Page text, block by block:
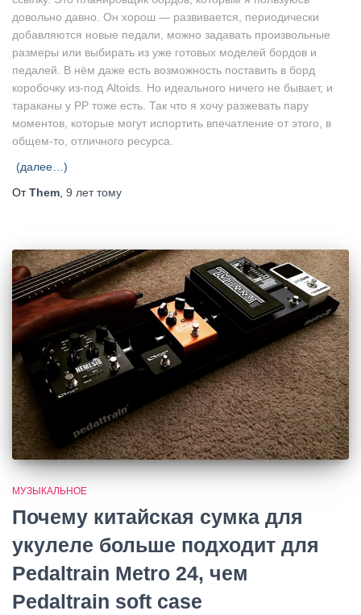
довольно давно. Он хорош — развивается, периодически
добавляются новые педали, можно задавать произвольные
размеры или выбирать из уже готовых моделей бордов и
педалей. В нём даже есть возможность поставить в борд
коробочку из-под Altoids. Но идеального ничего не бывает, и
тараканы у PP тоже есть. Так что я хочу разжевать пару
моментов, которые могут испортить впечатление от этого, в
общем-то, отличного ресурса.
(далее…)
ОтThem 9 леттому
МУЗЫКАЛЬНОЕ
Почему китайская сумка для
укулеле больше подходит для
Pedaltrain Metro 24, чем
Pedaltrain soft case